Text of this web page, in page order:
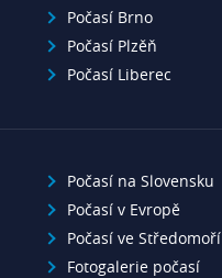
Počasí Brno
Počasí Plzěň
Počasí Liberec
Počasí na Slovensku
Počasí v Evropě
Počasí ve Středomoří
Fotogalerie počasí